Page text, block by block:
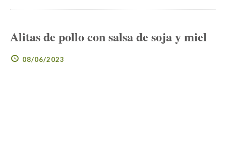
Alitas de pollo con salsa de soja y miel
08/06/2023